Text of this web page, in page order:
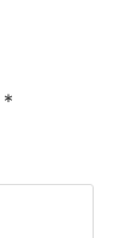
*